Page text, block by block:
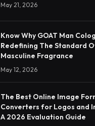
May 21, 2026
Know Why GOAT Man
Redefining The Standard
Masculine Fragrance
May 12, 2026
The Best Online Image
Converters for Logos and
A 2026 Evaluation Guide